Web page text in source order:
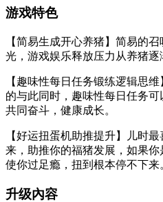
游戏特色
【简易生成开心养猪】简易的
光，游戏娱乐释放压力从养猪逐
【趣味性每日任务锻练逻辑思
的与此同时，趣味性每日任务
共同奋斗，健康成长。
【好运扭蛋机助推提升】儿时
来，助推你的福猪发展，如果
使你过足瘾，扭到根本停不下来
升级內容